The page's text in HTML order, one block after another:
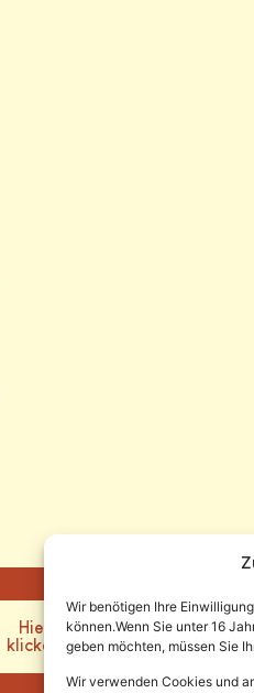
Wir benötigen Ihre
können.Wenn Sie unter 16
geben möchten, müssen Sie
Wir verwenden Cookies und
Hier
klicken